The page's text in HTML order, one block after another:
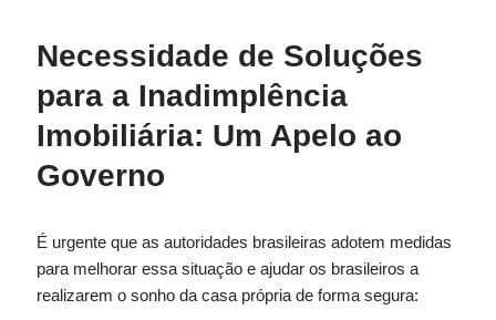
Necessidade de Soluções
para a Inadimplência
Imobiliária: Um Apelo ao
Governo
É urgente que as autoridades brasileiras adotem medidas
para melhorar essa situação e ajudar os brasileiros a
realizarem o sonho da casa própria de forma segura: